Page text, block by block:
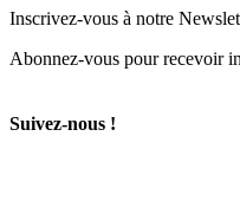
Inscrivez-vous à notre
Abonnez-vous pour recevoir
Suivez-nous !